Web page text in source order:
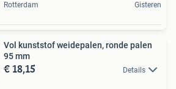
Rotterdam Gisteren
Vol kunststof weidepalen, ronde palen
95 mm
€ 18,15 Details